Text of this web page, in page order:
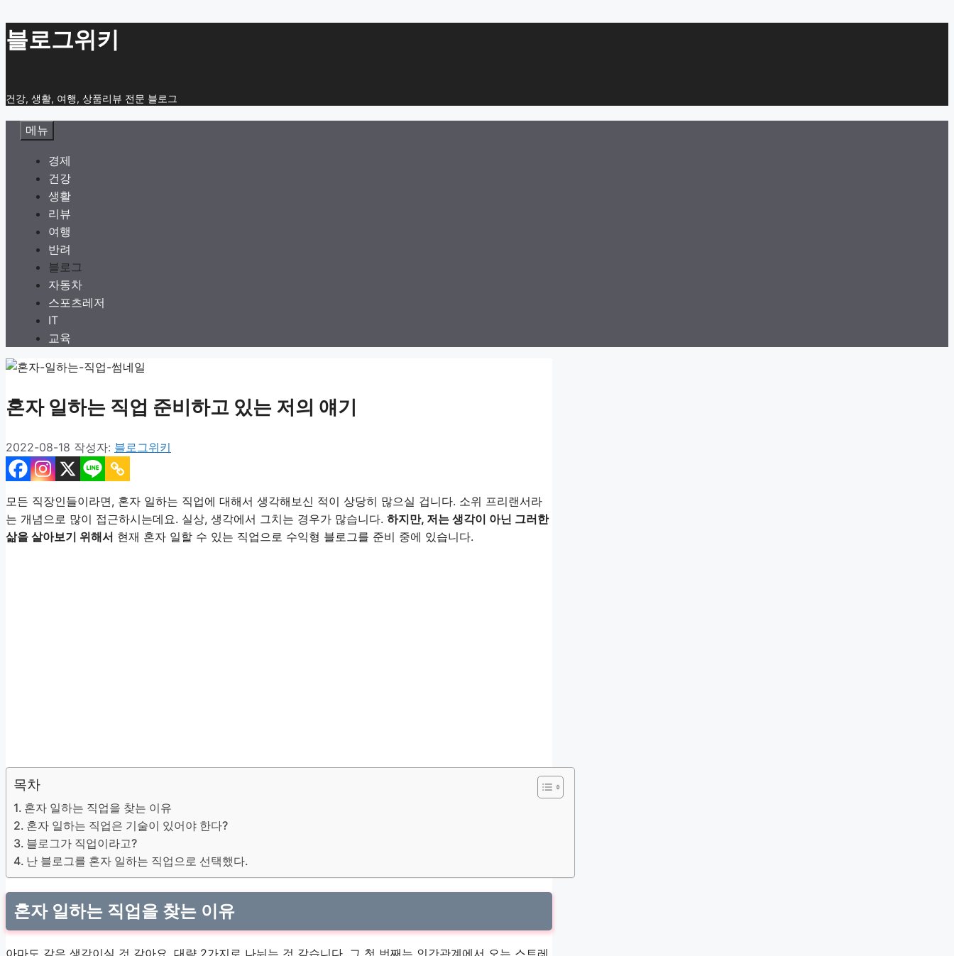
컨
텐
건
너
블로그위키
건강, 생활, 여행, 상품리뷰 전문 블로그
메뉴
경제
건강
생활
리뷰
여행
반려
블로그
자동차
스포츠레저
IT
교육
혼자 일하는 직업 준비하고 있는 저의 얘기
2022-08-18 작성자: 블로그위키
모든 직장인들이라면, 혼자 일하는 직업에 대해서 생각해보신 적이 상당히 많으실 겁니다. 소위 프리랜서라
는 개념으로 많이 접근하시는데요. 실상, 생각에서 그치는 경우가 많습니다. 하지만, 저는 생각이 아닌 그러한
삶을 살아보기 위해서 현재 혼자 일할 수 있는 직업으로 수익형 블로그를 준비 중에 있습니다.
목차
혼자 일하는 직업을 찾는 이유
혼자 일하는 직업은 기술이 있어야 한다?
블로그가 직업이라고?
난 블로그를 혼자 일하는 직업으로 선택했다.
혼자 일하는 직업을 찾는 이유
아마도 같은 생각이실 것 같아요. 대략 2가지로 나뉘는 것 같습니다. 그 첫 번째는 인간관계에서 오는 스트레